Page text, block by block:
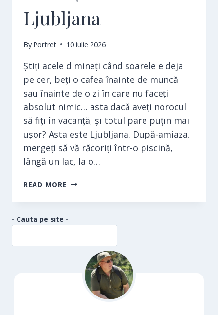
Ljubljana
By Portret 10 iulie 2026
Știți acele dimineți când soarele e deja
pe cer, beți o cafea înainte de muncă
sau înainte de o zi în care nu faceți
absolut nimic… asta dacă aveți norocul
să fiți în vacanță, și totul pare puțin mai
ușor? Asta este Ljubljana. După-amiaza,
mergeți să vă răcoriți într-o piscină,
lângă un lac, la o…
READ MORE NOUTĂȚI
LJUBLJANA
- Cauta pe site -